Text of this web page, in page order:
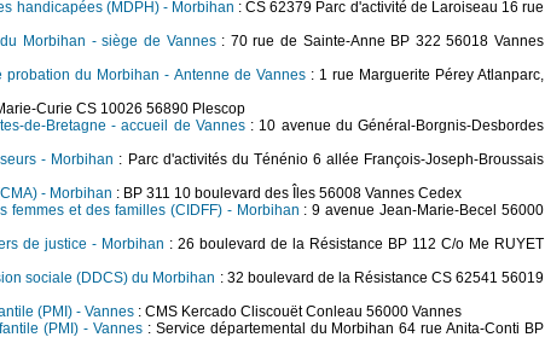
handicapées (MDPH) - Morbihan : CS 62379 Parc d'activité de Laroiseau 16 rue
Morbihan - siège de Vannes: 70 rue de Sainte-Anne BP 322 56018 Vannes
du Morbihan - Antenne de Vannes: 1 rue Marguerite Pérey Atlanparc,
Curie CS 10026 56890 Plescop
de-Bretagne - accueil de Vannes: 10 avenue du Général-Borgnis-Desbordes
- Morbihan : Parc d'activités du Ténénio 6 allée François-Joseph-Broussais
- Morbihan : BP 311 10 boulevard des Îles 56008 Vannes Cedex
femmes et des familles (CIDFF) - Morbihan : 9 avenue Jean-Marie-Becel 56000
de justice - Morbihan : 26 boulevard de la Résistance BP 112 C/o Me RUYET
sociale (DDCS) du Morbihan : 32 boulevard de la Résistance CS 62541 56019
(PMI) - Vannes : CMS Kercado Cliscouët Conleau 56000 Vannes
(PMI) - Vannes : Service départemental du Morbihan 64 rue Anita-Conti BP